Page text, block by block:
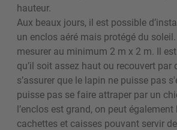
hauteur.
Aux beaux jours, il est possible
un enclos aéré mais protégé du
mesurer au minimum 2 m x 2 m. Il
qu’il soit assez haut ou recouvert
s’assurer que le lapin ne puisse pas
puisse pas se faire attraper par un
l’enclos est grand, on peut également
cachettes et caisses pouvant servir